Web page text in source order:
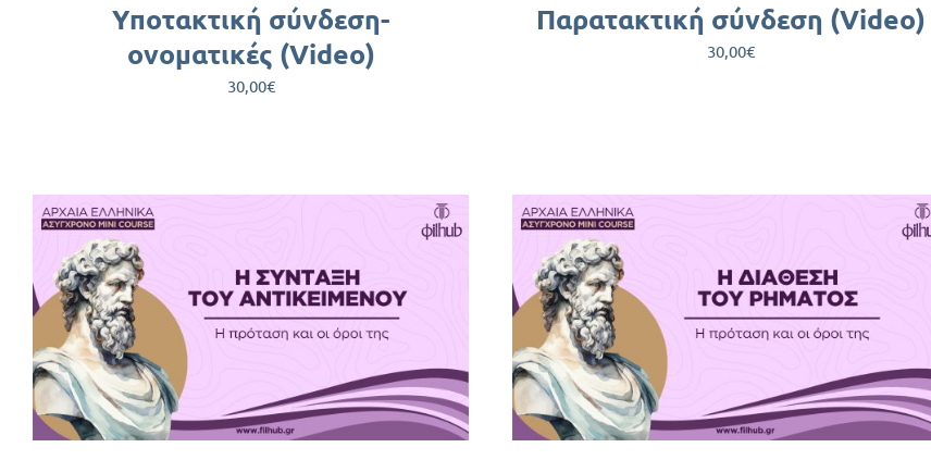
Υποτακτική σύνδεση-
ονοματικές (Video)
30,00€
Παρατακτική σύνδεση (Video)
30,00€
ΠΡΟΣΘΉΚΗ ΣΤΟ ΚΑΛΆΘΙ / ΛΕΠΤΟΜΈΡΕΙΕΣ ΠΡΟΣΘΉΚΗ ΣΤΟ ΚΑΛΆΘΙ / ΛΕΠΤΟΜΈΡΕΙΕΣ